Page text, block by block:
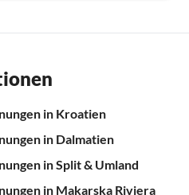
in Kroatien
in Dalmatien
in Split & Umland
in Makarska Riviera